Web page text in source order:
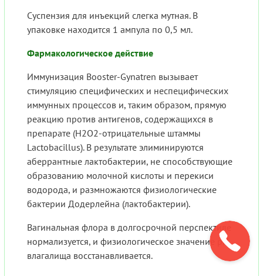
Суспензия для инъекций слегка мутная. В
упаковке находится 1 ампула по 0,5 мл.
Фармакологическое действие
Иммунизация Booster-Gynatren вызывает
стимуляцию специфических и неспецифических
иммунных процессов и, таким образом, прямую
реакцию против антигенов, содержащихся в
препарате (H2O2-отрицательные штаммы
Lactobacillus). В результате элиминируются
аберрантные лактобактерии, не способствующие
образованию молочной кислоты и перекиси
водорода, и размножаются физиологические
бактерии Додерлейна (лактобактерии).
Вагинальная флора в долгосрочной перспективе
нормализуется, и физиологическое значение рН
влагалища восстанавливается.